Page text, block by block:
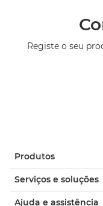
Registe o seu
Produtos
Serviços e soluções
Ajuda e assistência